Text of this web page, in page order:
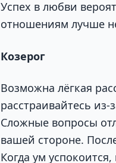
Успех в любви
отношениям лучше
Козерог
Возможна лёгкая
расстраивайтесь
Сложные вопросы
вашей стороне.
Когда ум